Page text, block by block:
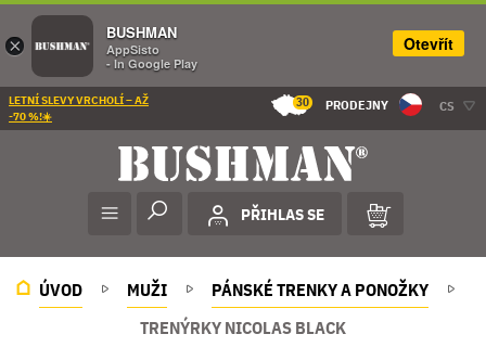
LETNÍ SLEVY VRCHOLÍ – AŽ
-70 %!☀️
30 PRODEJNY CS
PŘIHLAS SE
ÚVOD MUŽI
PÁNSKÉ TRENKY A PONOŽKY
TRENÝRKY NICOLAS BLACK
×
BUSHMAN
AppSisto
- In Google Play
Otevřít